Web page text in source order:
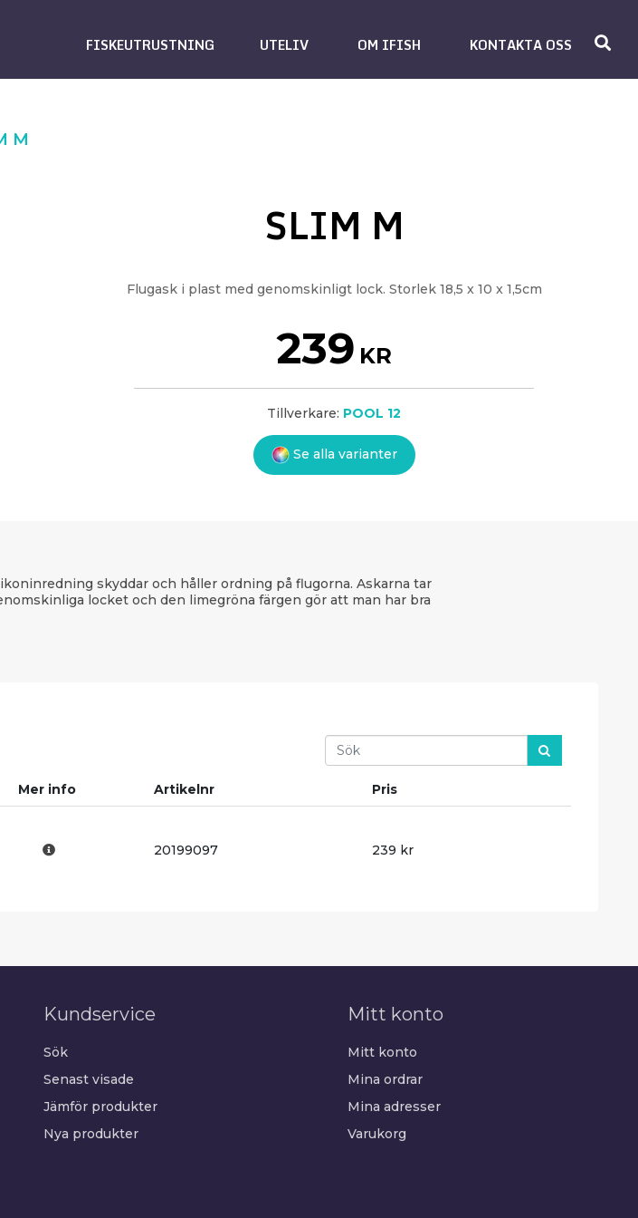
FISKEUTRUSTNING UTELIV OM IFISH KONTAKTA OSS
M
SLIM M
Flugask i plast med genomskinligt lock. Storlek 18,5 x 10 x 1,5cm
239 KR
Tillverkare: POOL 12
Se alla varianter
skyddar och håller ordning på flugorna. Askarna tar
locket och den limegröna färgen gör att man har bra
Search
Mer info Artikelnr Pris
20199097 239 kr
Kundservice
Sök
Senast visade
Jämför produkter
Nya produkter
Mitt konto
Mitt konto
Mina ordrar
Mina adresser
Varukorg